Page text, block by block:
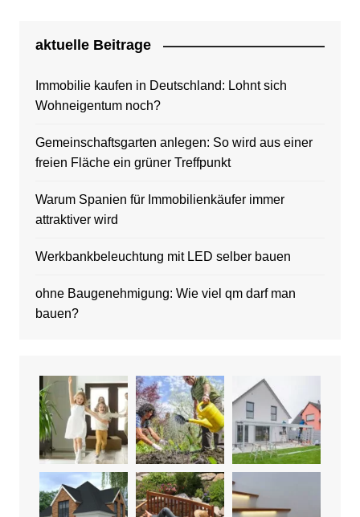
aktuelle Beitrage
Immobilie kaufen in Deutschland: Lohnt sich
Wohneigentum noch?
Gemeinschaftsgarten anlegen: So wird aus einer
freien Fläche ein grüner Treffpunkt
Warum Spanien für Immobilienkäufer immer
attraktiver wird
Werkbankbeleuchtung mit LED selber bauen
ohne Baugenehmigung: Wie viel qm darf man
bauen?